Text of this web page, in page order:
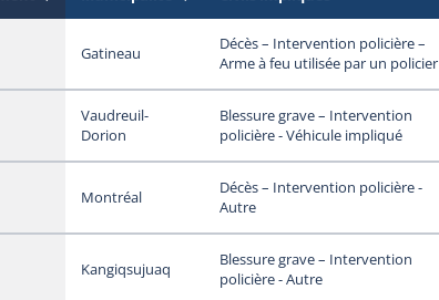
Gatineau
Décès – Intervention policière –
Arme à feu utilisée par un policier
Vaudreuil-
Dorion
Blessure grave – Intervention
policière - Véhicule impliqué
Montréal
Décès – Intervention policière -
Autre
Kangiqsujuaq
Blessure grave – Intervention
policière - Autre